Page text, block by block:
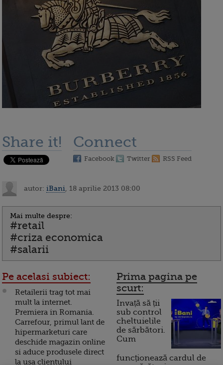
Share it! Connect
Facebook Twitter RSS Feed
autor: iBani , 18 aprilie 2013 08:00
Mai multe despre:
#retail
#criza economica
#salarii
Pe acelasi subiect:
Retailerii trag tot mai
mult la internet.
Premiera in Romania.
Carrefour, primul lant de
hipermarketuri care
deschide magazin online
si aduce produsele direct
la usa clientului
Prima pagina pe
scurt:
Invață să ții
sub control
cheltuielile
de sărbători.
Cum
funcționează cardul de